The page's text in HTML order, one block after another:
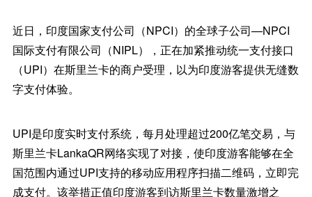
近日，印度国家支付公司（NPCI）的全球子公司—NPCI
国际支付有限公司（NIPL），正在加紧推动统一支付接口
（UPI）在斯里兰卡的商户受理，以为印度游客提供无缝数
字支付体验。
UPI是印度实时支付系统，每月处理超过200亿笔交易，与
斯里兰卡LankaQR网络实现了对接，使印度游客能够在全
国范围内通过UPI支持的移动应用程序扫描二维码，立即完
成支付。该举措正值印度游客到访斯里兰卡数量激增之